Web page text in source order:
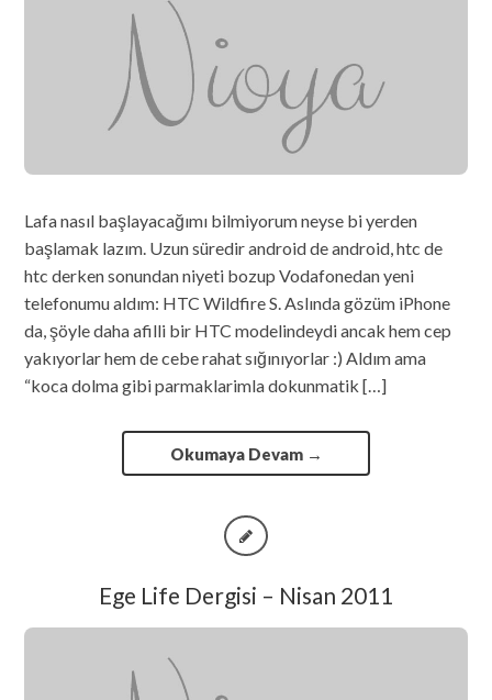
Lafa nasıl başlayacağımı bilmiyorum neyse bi yerden
başlamak lazım. Uzun süredir android de android, htc de
htc derken sonundan niyeti bozup Vodafonedan yeni
telefonumu aldım: HTC Wildfire S. Aslında gözüm iPhone
da, şöyle daha afilli bir HTC modelindeydi ancak hem cep
yakıyorlar hem de cebe rahat sığınıyorlar :) Aldım ama
“koca dolma gibi parmaklarimla dokunmatik […]
Okumaya Devam →
Ege Life Dergisi – Nisan 2011